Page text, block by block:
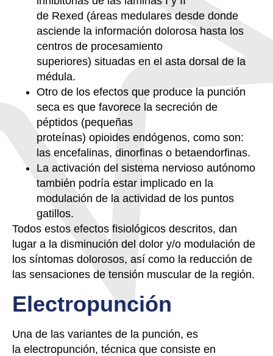
de Rexed (áreas medulares desde donde
asciende la información dolorosa hasta los
centros de procesamiento
superiores) situadas en el asta dorsal de la
médula.
Otro de los efectos que produce la punción
seca es que favorece la secreción de
péptidos (pequeñas
proteínas) opioides endógenos, como son:
lasencefalinas, dinorfinas o betaendorfinas.
La activación del sistema nervioso autónomo
también podría estar implicado en la
modulación de la actividad de los puntos
gatillos.
Todos estos efectos fisiológicos descritos, dan
lugar a la disminución del dolor y/o modulación de
los síntomas dolorosos, así como la reducción de
las sensaciones de tensión muscular de la región.
Electropunción
Una de las variantes de la punción, es
la electropunción, técnica que consiste en